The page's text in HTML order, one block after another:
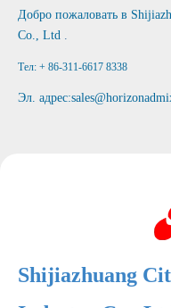
Добро пожаловать в
Co., Ltd .
Тел: + 86-311-6617 8338
Эл. адрес:
Shijiazhuang